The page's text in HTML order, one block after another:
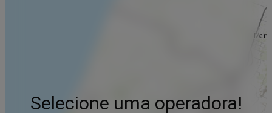
Selecione uma operadora!